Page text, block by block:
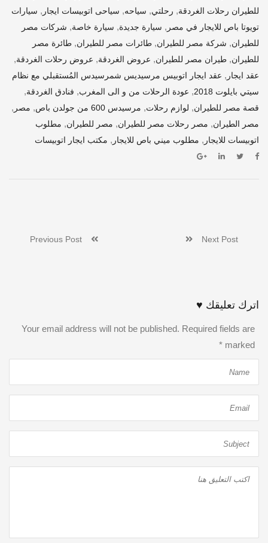
للطيران رحلات الغردقة, رحلتي, سياحه, سياحى اتوبيسات ايجار , سيارات
تويوتا باص للايجار في مصر , سيارة جديدة, سيارة خاصة, شركات مصر
للطيران, شركة مصر للطيران, طائرات مصر للطيران, طائرة مصر
للطيران, طيران مصر للطيران, عروض الغردقة, عروض رحلات الغردقة,
عقد ايجار , عقد ايجار اتوبيس مرسيديس شمرسيدس المُستقبلي مع نظام
سيتي بايلوت 2018
, عودة الرحلات من و الى المغرب, فنادق الغردقة,
قصة مصر للطيران, لوازم رحلات, مرسيدس 600 من جولدن باص , مصر ,
مصر الطيران, مصر رحلات مصر للطيران, مصر للطيران, مطلوب
اتوبيسات للايجار , مطلوب ميني باص للايجار , مكتب ايجار اتوبيسات
Next Post
اترك تعليقك ♥
Your email address will not be published. Required fields are
marked
*